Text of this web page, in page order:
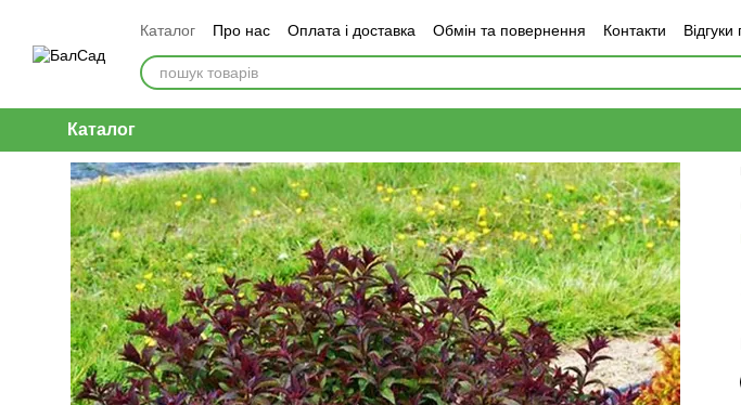
Каталог Про нас Оплата і доставка Обмін та повернення Контакти
Каталог